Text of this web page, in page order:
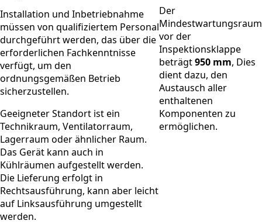
Installation und Inbetriebnahme
müssen von qualifiziertem Personal
durchgeführt werden, das über die
erforderlichen Fachkenntnisse
verfügt, um den
ordnungsgemäßen Betrieb
sicherzustellen.
Geeigneter Standort ist ein
Technikraum, Ventilatorraum,
Lagerraum oder ähnlicher Raum.
Das Gerät kann auch in
Kühlräumen aufgestellt werden.
Die Lieferung erfolgt in
Rechtsausführung, kann aber leicht
auf Linksausführung umgestellt
werden.
Der
Mindestwartungsraum
vor der
Inspektionsklappe
beträgt950 mm, Dies
dient dazu, den
Austausch aller
enthaltenen
Komponenten zu
ermöglichen.